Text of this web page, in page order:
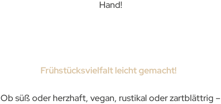
Hand!
Frühstücksvielfalt leicht gemacht!
Ob süß oder herzhaft, vegan, rustikal oder zartblättrig –